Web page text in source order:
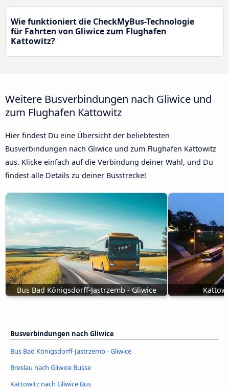
Wie funktioniert die CheckMyBus-Technologie
für Fahrten von Gliwice zum Flughafen
Kattowitz?
Weitere Busverbindungen nach Gliwice und
zum Flughafen Kattowitz
Hier findest Du eine Übersicht der beliebtesten
Busverbindungen nach Gliwice und zum Flughafen Kattowitz
aus. Klicke einfach auf die Verbindung deiner Wahl, und Du
findest alle Details zu deiner Busstrecke!
Bus Bad Königsdorff-Jastrzemb - Gliwice
Busverbindungen nach Gliwice
Bus Bad Königsdorff-Jastrzemb - Gliwice
Breslau nach Gliwice Busse
Kattowitz nach Gliwice Bus